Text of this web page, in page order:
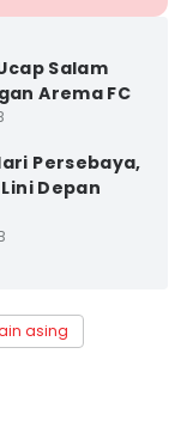
Salam
Arema FC
Persebaya,
Depan
asing